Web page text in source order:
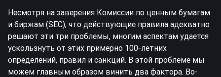
Несмотря на заверения Комиссии по ценным бумагам
и биржам (SEC), что действующие правила адекватно
решают эти три проблемы, многим аспектам удается
ускользнуть от этих примерно 100-летних
определений, правил и санкций. В этой проблеме мы
можем главным образом винить два фактора. Во-